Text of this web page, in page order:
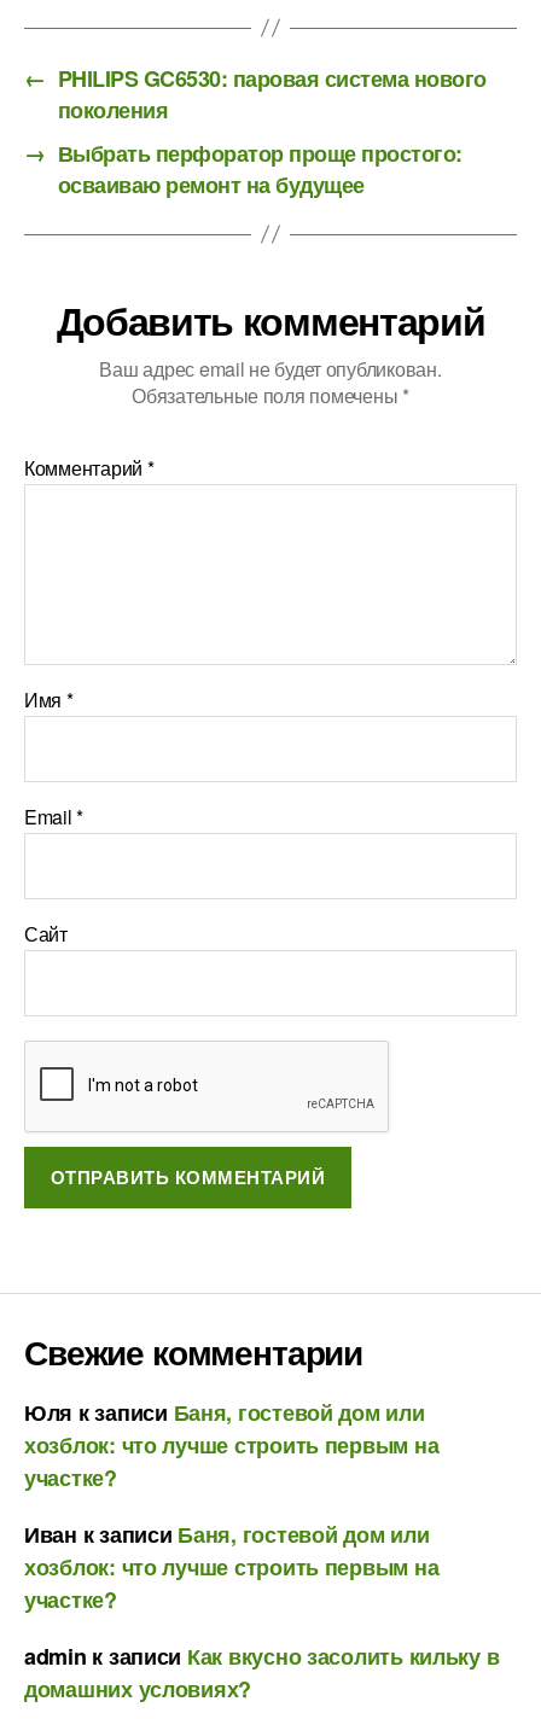
← PHILIPS GC6530: паровая система нового
поколения
→ Выбрать перфоратор проще простого:
осваиваю ремонт на будущее
Добавить комментарий
Ваш адрес email не будет опубликован.
Обязательные поля помечены *
Комментарий *
Имя *
Email*
Сайт
Свежие комментарии
Юля к записи Баня, гостевой дом или
хозблок: что лучше строить первым на
участке?
Иван к записи Баня, гостевой дом или
хозблок: что лучше строить первым на
участке?
admin к записи Как вкусно засолить кильку в
домашних условиях?